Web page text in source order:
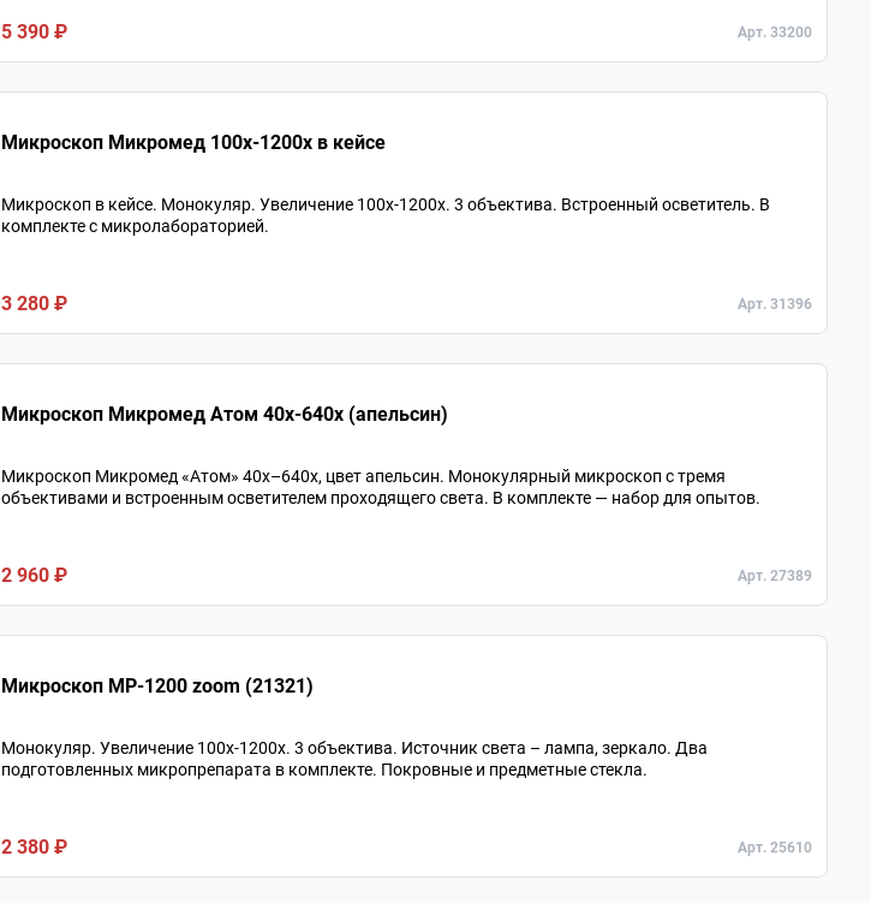
5 390 ₽ Арт. 33200
Микроскоп Микромед 100x-1200x в кейсе
Микроскоп в кейсе. Монокуляр. Увеличение 100х-1200х. 3 объектива. Встроенный осветитель. В
комплекте с микролабораторией.
3 280 ₽ Арт. 31396
Микроскоп Микромед Атом 40x-640x (апельсин)
Микроскоп Микромед «Атом» 40x–640x, цвет апельсин. Монокулярный микроскоп с тремя
объективами и встроенным осветителем проходящего света. В комплекте — набор для опытов.
2 960 ₽ Арт. 27389
Микроскоп MP-1200 zoom (21321)
Монокуляр. Увеличение 100х-1200х. 3 объектива. Источник света – лампа, зеркало. Два
подготовленных микропрепарата в комплекте. Покровные и предметные стекла.
2 380 ₽ Арт. 25610